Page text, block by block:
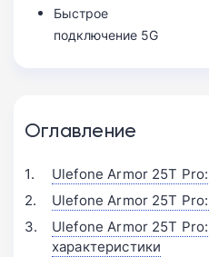
Быстрое
подключение 5G
Оглавление
Ulefone Armor 25T
Ulefone Armor 25T
Ulefone Armor 25T
характеристики